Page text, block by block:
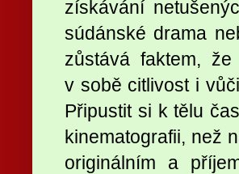
získávání
súdánské drama
zůstává faktem,
v sobě citlivost i
Připustit si k tělu
kinematografii, než
originálním a